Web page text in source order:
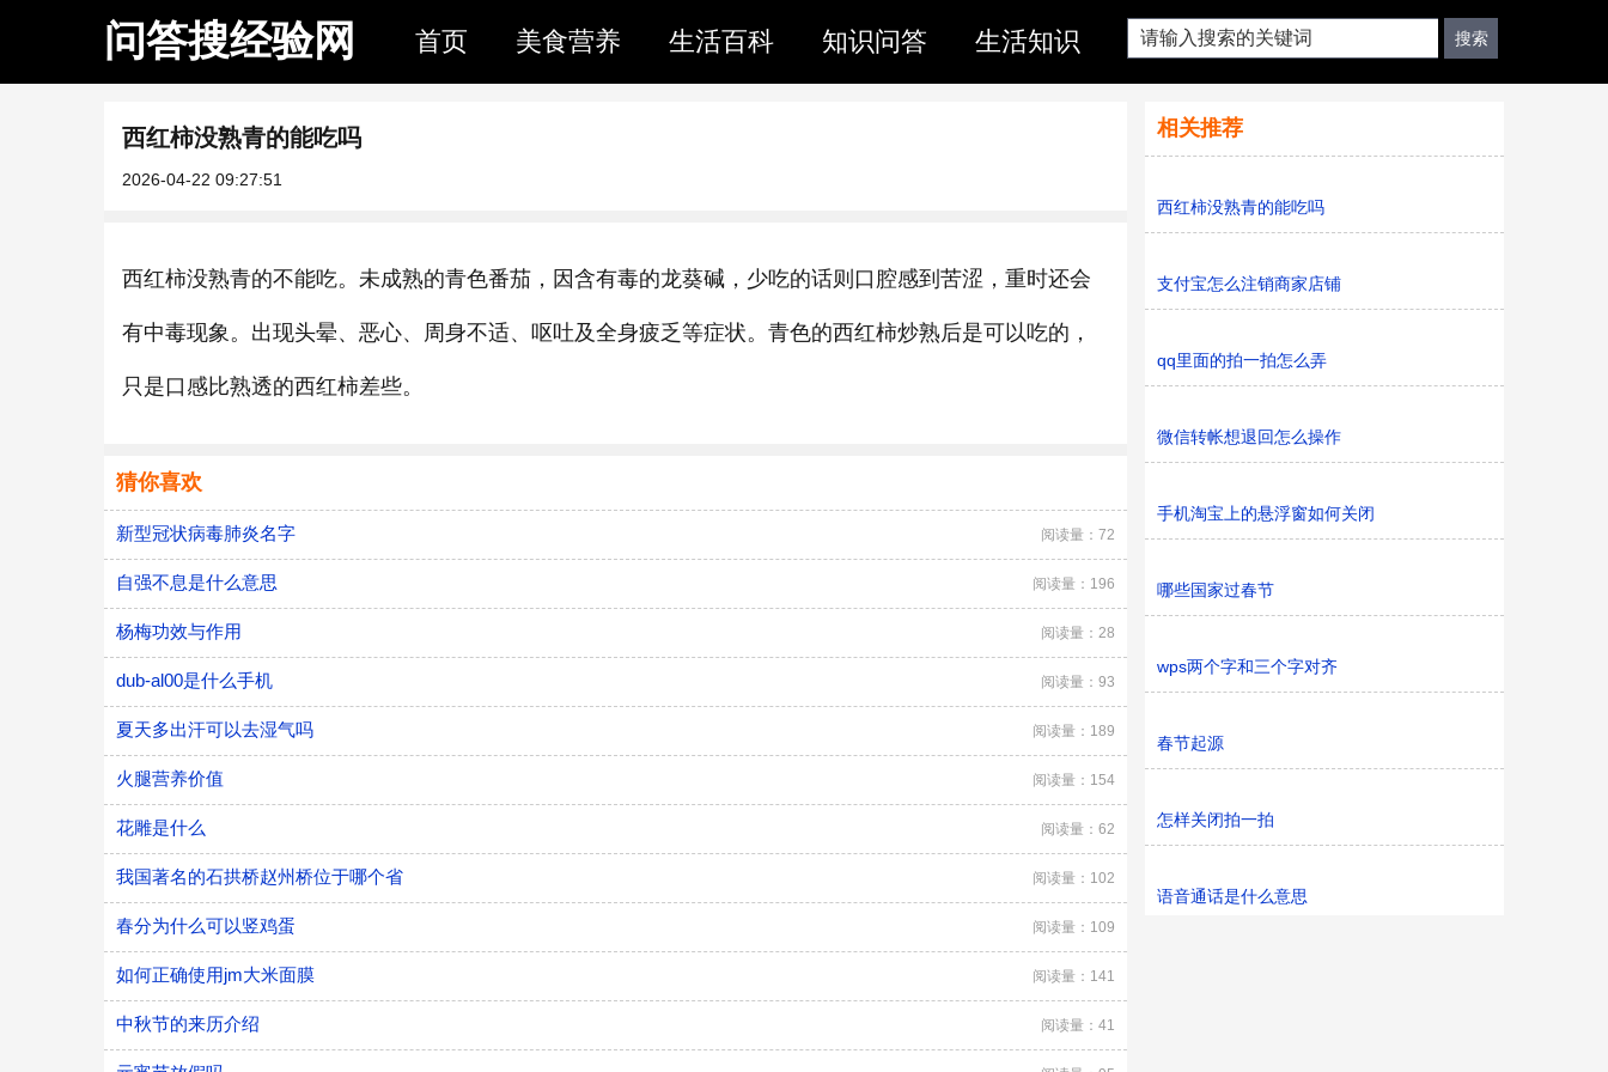
问答搜经验网 首页 美食营养 生活百科 知识问答 生活知识
西红柿没熟青的能吃吗
2026-04-22 09:27:51
西红柿没熟青的不能吃。未成熟的青色番茄，因含有毒的龙葵碱，少吃的话则口腔感到苦涩，重时还会
有中毒现象。出现头晕、恶心、周身不适、呕吐及全身疲乏等症状。青色的西红柿炒熟后是可以吃的，
只是口感比熟透的西红柿差些。
猜你喜欢
新型冠状病毒肺炎名字 阅读量：72
自强不息是什么意思 阅读量：196
杨梅功效与作用 阅读量：28
dub-al00是什么手机 阅读量：93
夏天多出汗可以去湿气吗 阅读量：189
火腿营养价值 阅读量：154
花雕是什么 阅读量：62
我国著名的石拱桥赵州桥位于哪个省 阅读量：102
春分为什么可以竖鸡蛋 阅读量：109
如何正确使用jm大米面膜 阅读量：141
中秋节的来历介绍 阅读量：41
相关推荐
西红柿没熟青的能吃吗
支付宝怎么注销商家店铺
qq里面的拍一拍怎么弄
微信转帐想退回怎么操作
手机淘宝上的悬浮窗如何关闭
哪些国家过春节
wps两个字和三个字对齐
春节起源
怎样关闭拍一拍
语音通话是什么意思